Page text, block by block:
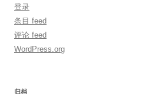
登录
条目 feed
评论 feed
WordPress.org
归档